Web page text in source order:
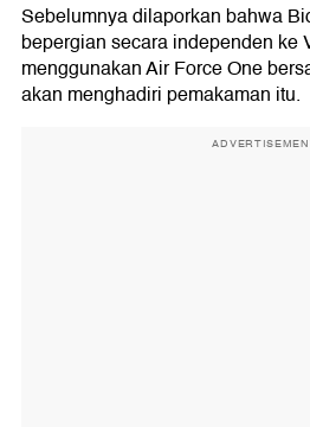
Sebelumnya dilaporkan bahwa
bepergian secara independen ke
menggunakan Air Force One
akan menghadiri pemakaman itu.